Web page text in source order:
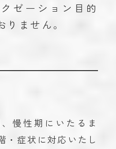
ゼーション目的
ません。
慢性期にいたるま
・症状に対応いたし